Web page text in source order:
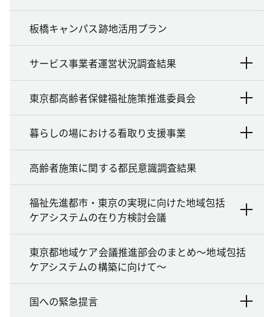
板橋キャンパス跡地活用プラン
サービス事業者運営状況調査結果
東京都高齢者保健福祉施策推進委員会
暮らしの場における看取り支援事業
高齢者施策に関する都民意識調査結果
福祉先進都市・東京の実現に向けた地域包括
ケアシステムの在り方検討会議
東京都地域ケア会議推進部会のまとめ～地域包括
ケアシステムの構築に向けて～
国への緊急提言